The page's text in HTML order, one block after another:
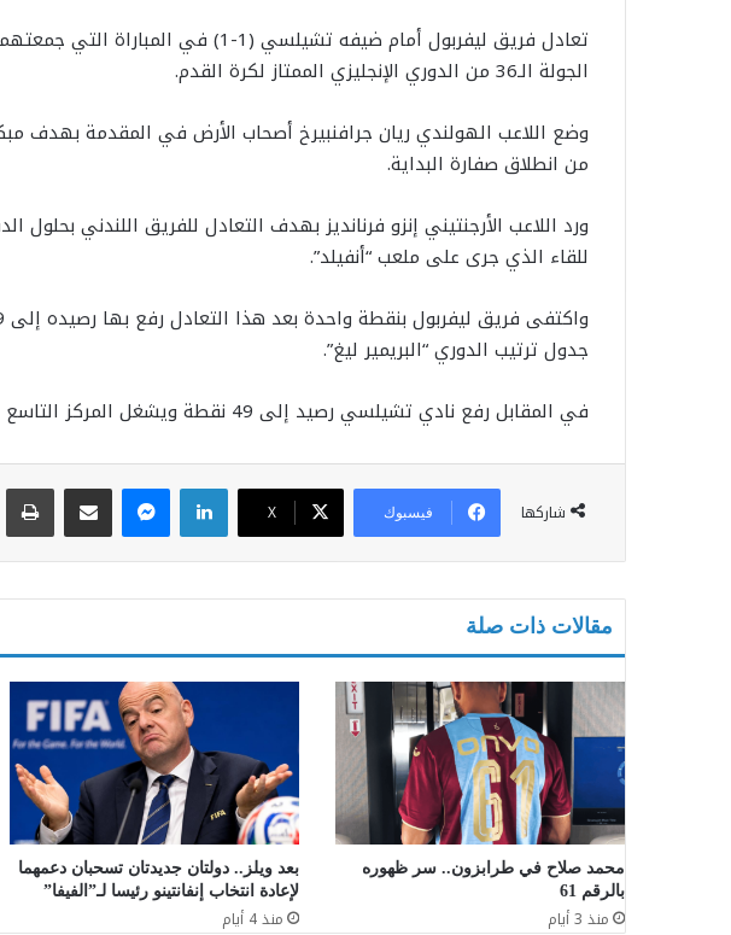
تعادل فريق ليفربول أمام ضيفه تشيلسي (1-
الجولة الـ36 من الدوري الإنجليزي الممتاز لكرة القدم.
وضع اللاعب الهولندي ريان جرافنبيرخ أصحاب الأرض في المقدمة بهدف
من انطلاق صفارة البداية.
للقاء الذي جرى على ملعب “أنفيلد”.
جدول ترتيب الدوري “البريمير ليغ”.
في المقابل رفع نادي تشيلسي رصيد إلى 49 نقطة ويشغل المركز التاسع على سلم الترتيب.
شاركها فيسبوك X
لينكدإن ماسنجر مشاركة عبر البريد
مقالات ذات صلة
محمد صلاح في طرابزون.. سر ظهوره
بالرقم 61
منذ 3 أيام
بعد ويلز.. دولتان جديدتان تسحبان دعمهما
لإعادة انتخاب إنفانتينو رئيسا لـ”الفيفا”
منذ 4 أيام